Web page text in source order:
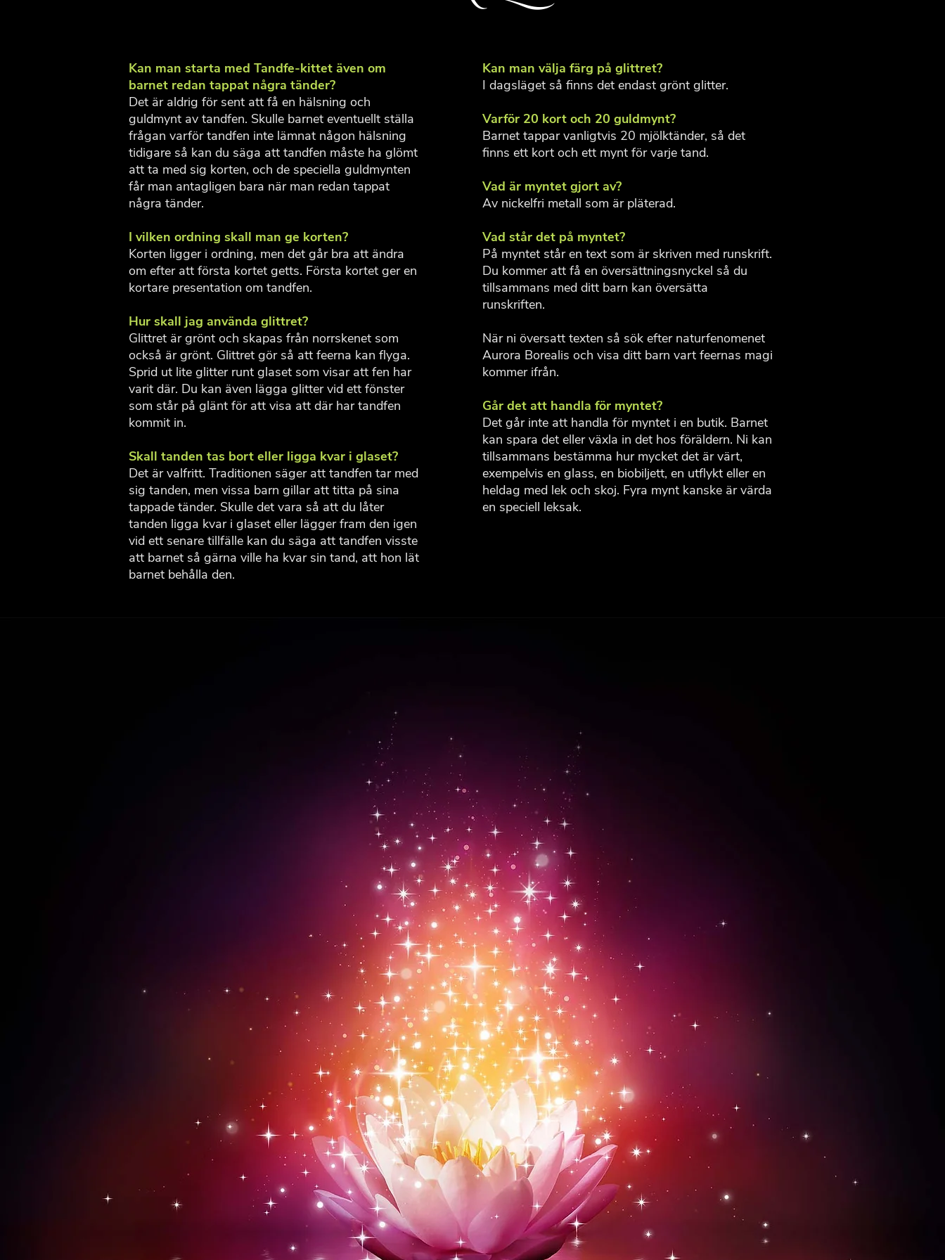
Kan man starta med Tandfe-kittet även om
barnet redan tappat några tänder?
Det är aldrig för sent att få en hälsning och
guldmynt av tandfen. Skulle barnet eventuellt ställa
frågan varför tandfen inte lämnat någon hälsning
tidigare så kan du säga att tandfen måste ha glömt
att ta med sig korten, och de speciella guldmynten
får man antagligen bara när man redan tappat
några tänder.
I vilken ordning skall man ge korten?
Korten ligger i ordning, men det går bra att ändra
om efter att första kortet getts. Första kortet ger en
kortare presentation om tandfen.
Hur skall jag använda glittret?
Glittret är grönt och skapas från norrskenet som
också är grönt. Glittret gör så att feerna kan flyga.
Sprid ut lite glitter runt glaset som visar att fen har
varit där. Du kan även lägga glitter vid ett fönster
som står på glänt för att visa att där har tandfen
kommit in.
Skall tanden tas bort eller ligga kvar i glaset?
Det är valfritt. Traditionen säger att tandfen tar med
sig tanden, men vissa barn gillar att titta på sina
tappade tänder. Skulle det vara så att du låter
tanden ligga kvar i glaset eller lägger fram den igen
vid ett senare tillfälle kan du säga att tandfen visste
att barnet så gärna ville ha kvar sin tand, att hon lät
barnet behålla den.
Kan man välja färg på glittret?
I dagsläget så finns det endast grönt glitter.
Varför 20 kort och 20 guldmynt?
Barnet tappar vanligtvis 20 mjölktänder, så det
finns ett kort och ett mynt för varje tand.
Vad är myntet gjort av?
Av nickelfri metall som är pläterad.
Vad står det på myntet?
På myntet står en text som är skriven med runskrift.
Du kommer att få en översättningsnyckel så du
tillsammans med ditt barn kan översätta
runskriften.
När ni översatt texten så sök efter naturfenomenet
Aurora Borealis och visa ditt barn vart feernas magi
kommer ifrån.
Går det att handla för myntet?
Det går inte att handla för myntet i en butik. Barnet
kan spara det eller växla in det hos föräldern. Ni kan
tillsammans bestämma hur mycket det är värt,
exempelvis en glass, en biobiljett, en utflykt eller en
heldag med lek och skoj. Fyra mynt kanske är värda
en speciell leksak.